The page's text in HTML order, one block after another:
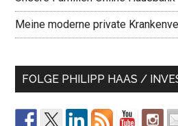
Meine moderne private
FOLGE PHILIPP HAAS /